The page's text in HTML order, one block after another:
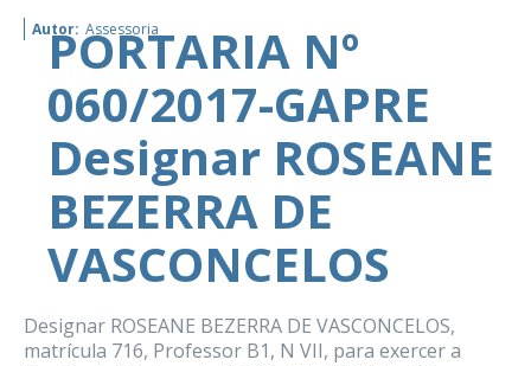
Autor: Assessoria
PORTARIA Nº
060/2017-GAPRE
Designar ROSEANE
BEZERRA DE
VASCONCELOS
Designar ROSEANE BEZERRA DE VASCONCELOS,
matrícula 716, Professor B1, N VII, para exercer a